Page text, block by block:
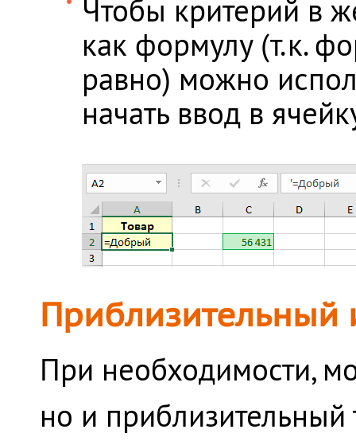
Чтобы критерий в
как формулу (т.к.
равно) можно
начать ввод в
Приблизительный
При необходимости,
но и приблизительный